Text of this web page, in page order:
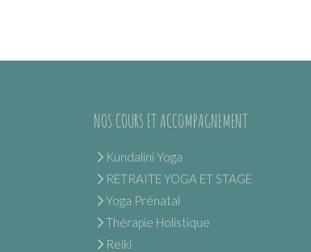
NOS COURS ET ACCOMPAGNEMENT
Kundalini Yoga
RETRAITE YOGA ET STAGE
Yoga Prénatal
Thérapie Holistique
Reiki